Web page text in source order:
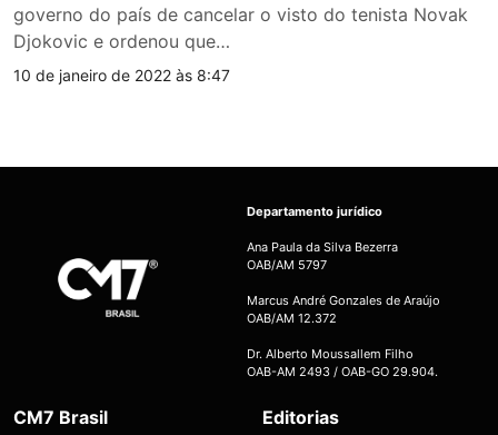
governo do país de cancelar o visto do tenista Novak
Djokovic e ordenou que…
10 de janeiro de 2022 às 8:47
Departamento jurídico
Ana Paula da Silva Bezerra
OAB/AM 5797
Marcus André Gonzales de Araújo
OAB/AM 12.372
Dr. Alberto Moussallem Filho
OAB-AM 2493 / OAB-GO 29.904.
CM7 Brasil Editorias